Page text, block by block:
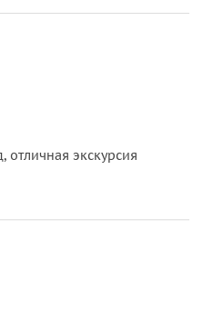
отличная экскурсия